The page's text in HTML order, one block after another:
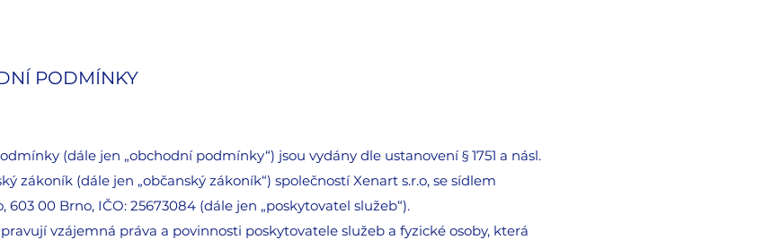
PODMÍNKY
(dále jen „obchodní podmínky“) jsou vydány dle ustanovení § 1751 a násl.
zákoník (dále jen „občanský zákoník“) společností Xenart s.r.o, se sídlem
603 00 Brno, IČO: 25673084 (dále jen „poskytovatel služeb“).
vzájemná práva a povinnosti poskytovatele služeb a fyzické osoby, která